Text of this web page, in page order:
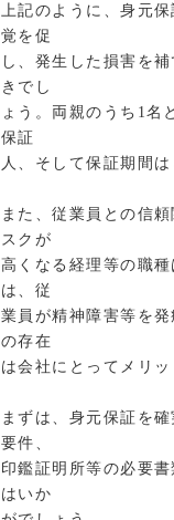
上記のように、身元
覚を促
し、発生した損害を
きでし
ょう。両親のうち1名
保証
人、そして保証期間
また、従業員との信
スクが
高くなる経理等の職
は、従
業員が精神障害等を
の存在
は会社にとってメリッ
まずは、身元保証を
要件、
印鑑証明所等の必要
はいか